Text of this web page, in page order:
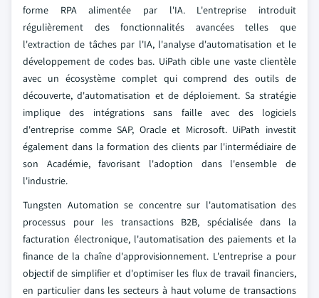
forme RPA alimentée par l'IA. L'entreprise introduit
régulièrement des fonctionnalités avancées telles que
l'extraction de tâches par l'IA, l'analyse d'automatisation et le
développement de codes bas. UiPath cible une vaste clientèle
avec un écosystème complet qui comprend des outils de
découverte, d'automatisation et de déploiement. Sa stratégie
implique des intégrations sans faille avec des logiciels
d'entreprise comme SAP, Oracle et Microsoft. UiPath investit
également dans la formation des clients par l'intermédiaire de
son Académie, favorisant l'adoption dans l'ensemble de
l'industrie.
Tungsten Automation se concentre sur l'automatisation des
processus pour les transactions B2B, spécialisée dans la
facturation électronique, l'automatisation des paiements et la
finance de la chaîne d'approvisionnement. L'entreprise a pour
objectif de simplifier et d'optimiser les flux de travail financiers,
en particulier dans les secteurs à haut volume de transactions